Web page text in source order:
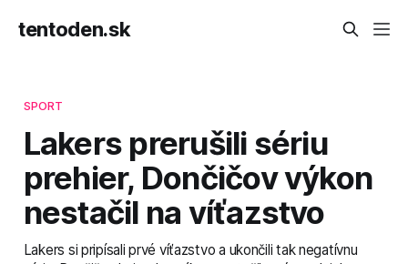
tentoden.sk
SPORT
Lakers prerušili sériu
prehier, Dončičov výkon
nestačil na víťazstvo
Lakers si pripísali prvé víťazstvo a ukončili tak negatívnu